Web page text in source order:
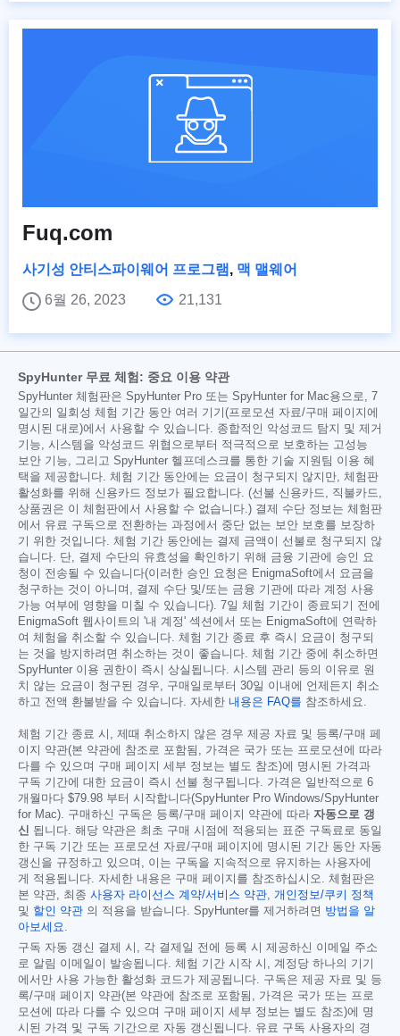
Fuq.com
사기성 안티스파이웨어 프로그램 , 맥 맬웨어
6월 26, 2023
21,131
SpyHunter 무료 체험: 중요 이용 약관
SpyHunter 체험판은 SpyHunter Pro 또는 SpyHunter for Mac용으로, 7
일간의 일회성 체험 기간 동안 여러 기기(프로모션 자료/구매 페이지에
명시된 대로)에서 사용할 수 있습니다. 종합적인 악성코드 탐지 및 제거
기능, 시스템을 악성코드 위협으로부터 적극적으로 보호하는 고성능
보안 기능, 그리고 SpyHunter 헬프데스크를 통한 기술 지원팀 이용 혜
택을 제공합니다. 체험 기간 동안에는 요금이 청구되지 않지만, 체험판
활성화를 위해 신용카드 정보가 필요합니다. (선불 신용카드, 직불카드,
상품권은 이 체험판에서 사용할 수 없습니다.) 결제 수단 정보는 체험판
에서 유료 구독으로 전환하는 과정에서 중단 없는 보안 보호를 보장하
기 위한 것입니다. 체험 기간 동안에는 결제 금액이 선불로 청구되지 않
습니다. 단, 결제 수단의 유효성을 확인하기 위해 금융 기관에 승인 요
청이 전송될 수 있습니다(이러한 승인 요청은 EnigmaSoft에서 요금을
청구하는 것이 아니며, 결제 수단 및/또는 금융 기관에 따라 계정 사용
가능 여부에 영향을 미칠 수 있습니다). 7일 체험 기간이 종료되기 전에
EnigmaSoft 웹사이트의 '내 계정' 섹션에서 또는 EnigmaSoft에 연락하
여 체험을 취소할 수 있습니다. 체험 기간 종료 후 즉시 요금이 청구되
는 것을 방지하려면 취소하는 것이 좋습니다. 체험 기간 중에 취소하면
SpyHunter 이용 권한이 즉시 상실됩니다. 시스템 관리 등의 이유로 원
치 않는 요금이 청구된 경우, 구매일로부터 30일 이내에 언제든지 취소
하고 전액 환불받을 수 있습니다. 자세한 내용은 FAQ를 참조하세요.
체험 기간 종료 시, 제때 취소하지 않은 경우 제공 자료 및 등록/구매 페
이지 약관(본 약관에 참조로 포함됨, 가격은 국가 또는 프로모션에 따라
다를 수 있으며 구매 페이지 세부 정보는 별도 참조)에 명시된 가격과
구독 기간에 대한 요금이 즉시 선불 청구됩니다. 가격은 일반적으로 6
개월마다 $79.98 부터 시작합니다(SpyHunter Pro Windows/SpyHunter
for Mac). 구매하신 구독은 등록/구매 페이지 약관에 따라 자동으로 갱
신 됩니다. 해당 약관은 최초 구매 시점에 적용되는 표준 구독료로 동일
한 구독 기간 또는 프로모션 자료/구매 페이지에 명시된 기간 동안 자동
갱신을 규정하고 있으며, 이는 구독을 지속적으로 유지하는 사용자에
게 적용됩니다. 자세한 내용은 구매 페이지를 참조하십시오. 체험판은
본 약관, 최종 사용자 라이선스 계약/서비스 약관, 개인정보/쿠키 정책
및 할인 약관 의 적용을 받습니다. SpyHunter를 제거하려면 방법을 알
아보세요.
구독 자동 갱신 결제 시, 각 결제일 전에 등록 시 제공하신 이메일 주소
로 알림 이메일이 발송됩니다. 체험 기간 시작 시, 계정당 하나의 기기
에서만 사용 가능한 활성화 코드가 제공됩니다. 구독은 제공 자료 및 등
록/구매 페이지 약관(본 약관에 참조로 포함됨, 가격은 국가 또는 프로
모션에 따라 다를 수 있으며 구매 페이지 세부 정보는 별도 참조)에 명
시된 가격 및 구독 기간으로 자동 갱신됩니다. 유료 구독 사용자의 경